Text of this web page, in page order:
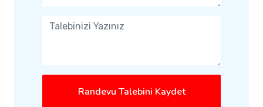
Randevu Talebini Kaydet